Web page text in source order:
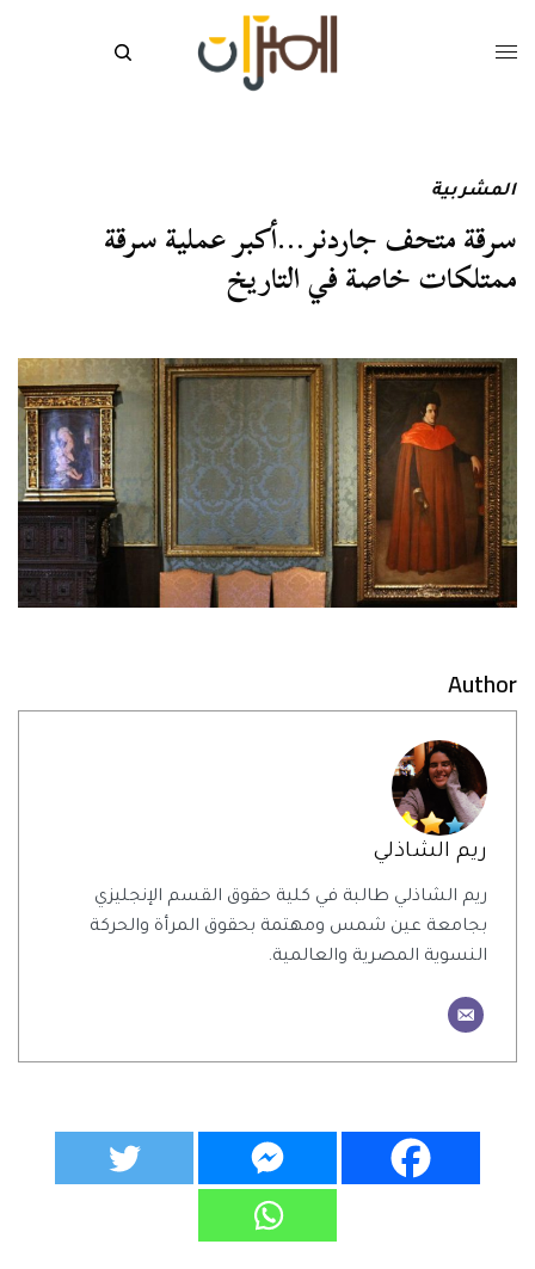
المشربية
سرقة متحف جاردنر…أكبر عملية سرقة
ممتلكات خاصة في التاريخ
Author
ريم الشاذلي
ريم الشاذلي طالبة في كلية حقوق القسم الإنجليزي
بجامعة عين شمس ومهتمة بحقوق المرأة والحركة
النسوية المصرية والعالمية.